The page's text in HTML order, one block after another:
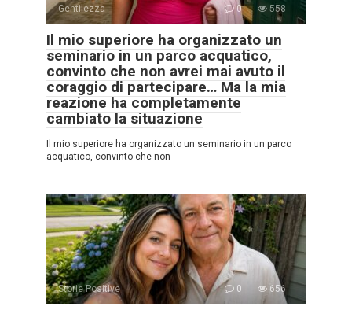
Gentilezza 0 558
Il mio superiore ha organizzato un
seminario in un parco acquatico,
convinto che non avrei mai avuto il
coraggio di partecipare… Ma la mia
reazione ha completamente
cambiato la situazione
Il mio superiore ha organizzato un seminario in un parco
acquatico, convinto che non
Storie Positive 0 656